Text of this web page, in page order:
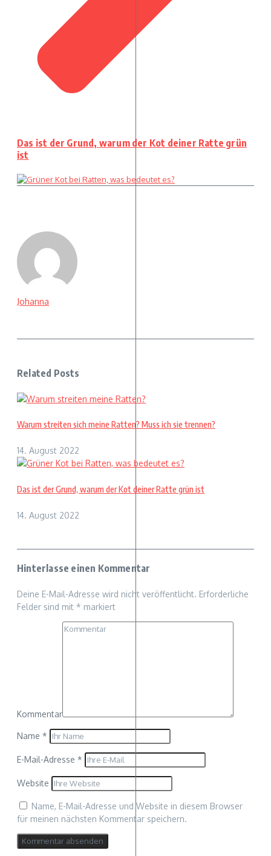
Das ist der Grund, warum der Kot deiner Ratte grün
ist
Johanna
Related Posts
Warum streiten sich meine Ratten? Muss ich sie trennen?
14. August 2022
Das ist der Grund, warum der Kot deiner Ratte grün ist
14. August 2022
Hinterlasse einen Kommentar
Deine E-Mail-Adresse wird nicht veröffentlicht. Erforderliche
Felder sind mit * markiert
Kommentar
Name *
E-Mail-Adresse *
Website
Name, E-Mail-Adresse und Website in diesem Browser
für meinen nächsten Kommentar speichern.